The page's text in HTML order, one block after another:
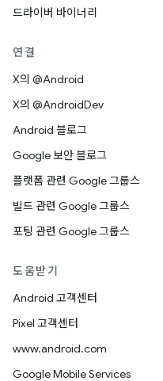
드라이버 바이너리
연결
X의 @Android
X의 @AndroidDev
Android 블로그
Google 보안 블로그
플랫폼 관련 Google 그룹스
빌드 관련 Google 그룹스
포팅 관련 Google 그룹스
도움받기
Android 고객센터
Pixel 고객센터
www.android.com
Google Mobile Services